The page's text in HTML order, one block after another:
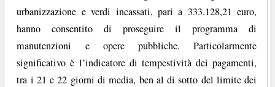
urbanizzazione e verdi incassati, pari a 333.128,21 euro,
hanno consentito di proseguire il programma di
manutenzioni e opere pubbliche. Particolarmente
significativo è l’indicatore di tempestività dei pagamenti,
tra i 21 e 22 giorni di media, ben al di sotto del limite dei